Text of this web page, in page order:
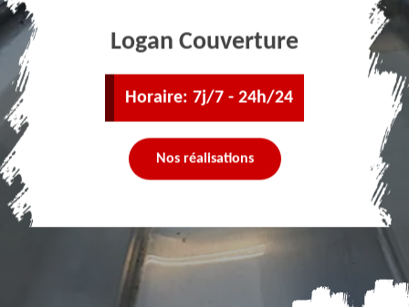
Logan Couverture
Horaire: 7j/7 - 24h/24
Nos réalisations